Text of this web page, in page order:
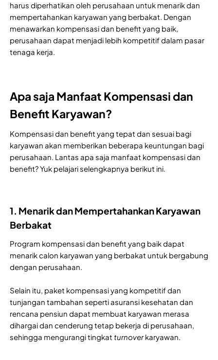
harus diperhatikan oleh perusahaan untuk menarik dan
mempertahankan karyawan yang berbakat. Dengan
menawarkan kompensasi dan benefit yang baik,
perusahaan dapat menjadi lebih kompetitif dalam pasar
tenaga kerja.
Apa saja Manfaat Kompensasi dan
Benefit Karyawan?
Kompensasi dan benefit yang tepat dan sesuai bagi
karyawan akan memberikan beberapa keuntungan bagi
perusahaan. Lantas apa saja manfaat kompensasi dan
benefit? Yuk pelajari selengkapnya berikut ini.
1. Menarik dan Mempertahankan Karyawan
Berbakat
Program kompensasi dan benefit yang baik dapat
menarik calon karyawan yang berbakat untuk bergabung
dengan perusahaan.
Selain itu, paket kompensasi yang kompetitif dan
tunjangan tambahan seperti asuransi kesehatan dan
rencana pensiun dapat membuat karyawan merasa
dihargai dan cenderung tetap bekerja di perusahaan,
sehingga mengurangi tingkat turnoverkaryawan.